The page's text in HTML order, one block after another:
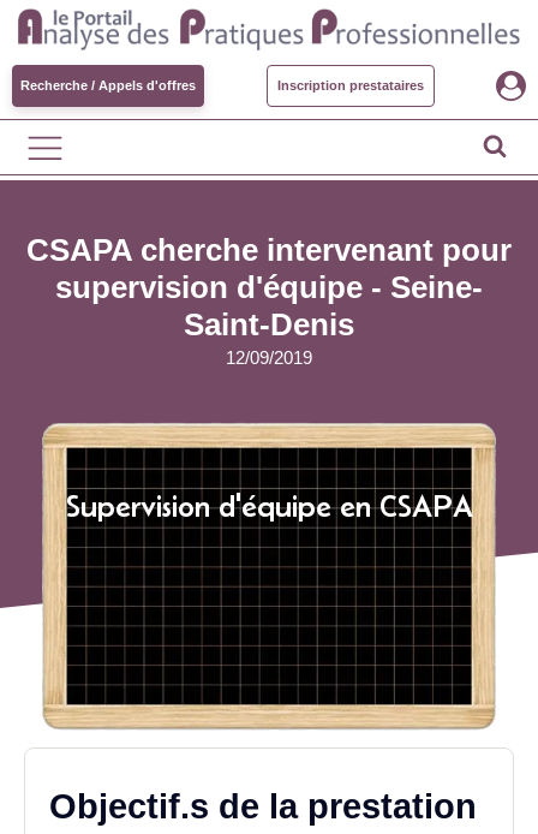
Recherche / Appels d'offres Inscription prestataires
CSAPA cherche intervenant pour
supervision d'équipe - Seine-
Saint-Denis
12/09/2019
Supervision d'équipe en CSAPA
Objectif.s de la prestation